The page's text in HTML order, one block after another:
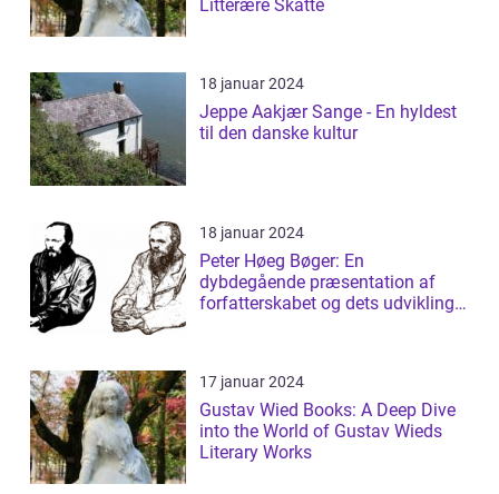
Litterære Skatte
18 januar 2024
Jeppe Aakjær Sange - En hyldest
til den danske kultur
18 januar 2024
Peter Høeg Bøger: En
dybdegående præsentation af
forfatterskabet og dets udvikling
17 januar 2024
Gustav Wied Books: A Deep Dive
into the World of Gustav Wieds
Literary Works